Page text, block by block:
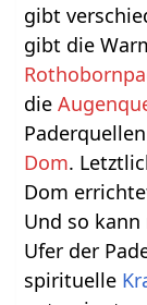
gibt
gibt die
die
Dom.
Dom
Und so
Ufer der
spirituelle